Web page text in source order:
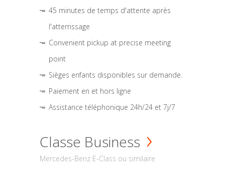
45 minutes de temps d'attente après
l'atterrissage
Convenient pickup at precise meeting
point
Sièges enfants disponibles sur demande.
Paiement en et hors ligne
Assistance téléphonique 24h/24 et 7j/7
Classe Business
Mercedes-Benz E-Class ou similaire